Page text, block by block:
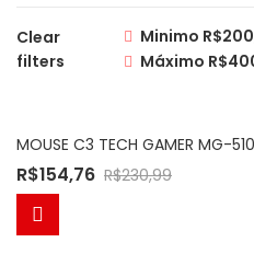
Clear
filters
Minimo R$
Máximo R$
MOUSE C3 TECH GAMER MG-
R$230,99
R$154,76